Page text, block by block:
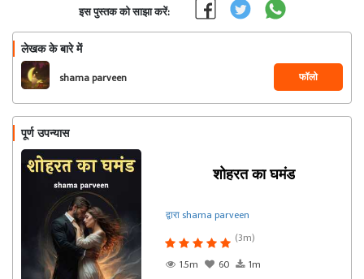
इस पुस्तक को साझा करें:
लेखक के बारे में
shama parveen फॉलो
पूर्ण उपन्यास
शोहरत का घमंड
द्वारा shama parveen
(3m)
1.5m
60 1m